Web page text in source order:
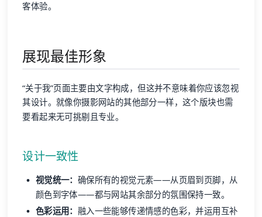
客体验。
展现最佳形象
“关于我”页面主要由文字构成，但这并不意味着你应该忽视
其设计。就像你摄影网站的其他部分一样，这个版块也需
要看起来无可挑剔且专业。
设计一致性
视觉统一： 确保所有的视觉元素——从页眉到页脚，从
颜色到字体——都与网站其余部分的氛围保持一致。
色彩运用： 融入一些能够传递情感的色彩，并运用互补